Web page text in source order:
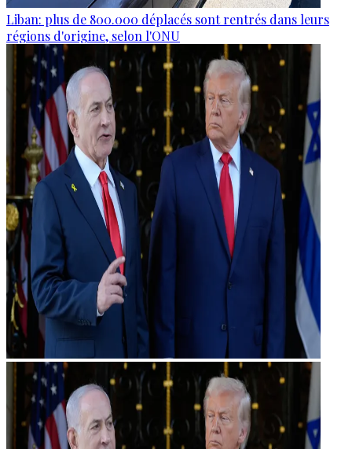
Liban: plus de 800.000 déplacés sont rentrés dans leurs
régions d'origine, selon l'ONU